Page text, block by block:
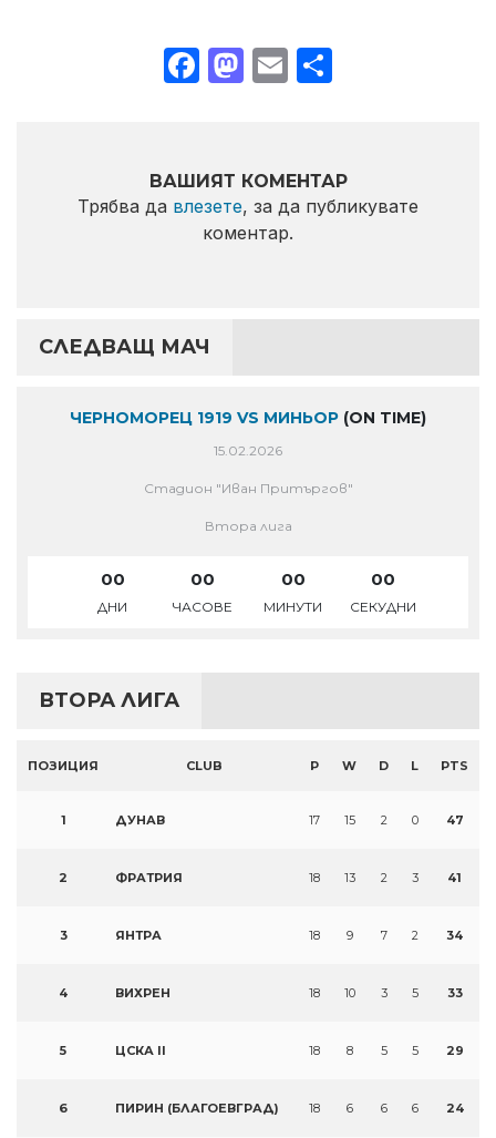
Facebook
Mastodon
Email
ВАШИЯТ КОМЕНТАР
Трябва да влезете, за да публикувате
коментар.
СЛЕДВАЩ МАЧ
ЧЕРНОМОРЕЦ 1919 VS МИНЬОР (ON TIME)
15.02.2026
Стадион "Иван Притъргов"
Втора лига
00
ДНИ
00
ЧАСОВЕ
00
МИНУТИ
00
СЕКУДНИ
ВТОРА ЛИГА
ПОЗИЦИЯ CLUB P W D L PTS
1 ДУНАВ 17 15 2 0 47
2 ФРАТРИЯ 18 13 2 3 41
3 ЯНТРА 18 9 7 2 34
4 ВИХРЕН 18 10 3 5 33
5 ЦСКА II 18 8 5 5 29
6 ПИРИН (БЛАГОЕВГРАД) 18 6 6 6 24